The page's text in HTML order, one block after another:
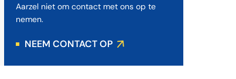
Aarzel niet om contact met ons op te
nemen.
NEEM CONTACT OP